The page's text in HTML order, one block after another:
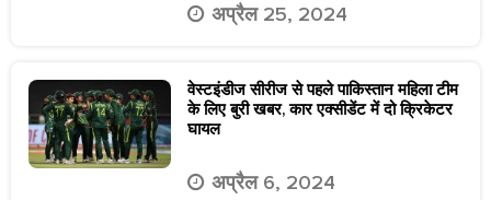
अप्रैल 25, 2024
वेस्टइंडीज सीरीज से पहले पाकिस्तान महिला टीम
के लिए बुरी खबर, कार एक्सीडेंट में दो क्रिकेटर
घायल
अप्रैल 6, 2024